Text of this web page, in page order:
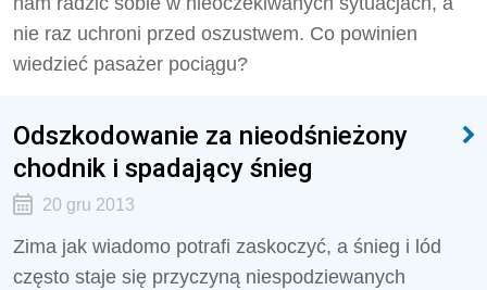
nie raz uchroni przed oszustwem. Co powinien
wiedzieć pasażer pociągu?
Odszkodowanie za nieodśnieżony
chodnik i spadający śnieg
20 gru 2013
Zima jak wiadomo potrafi zaskoczyć, a śnieg i lód
często staje się przyczyną niespodziewanych